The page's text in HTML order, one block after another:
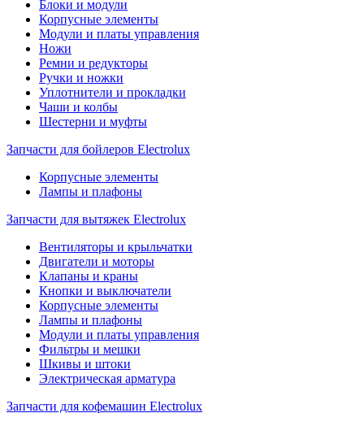
Блоки и модули
Корпусные элементы
Модули и платы управления
Ножи
Ремни и редукторы
Ручки и ножки
Уплотнители и прокладки
Чаши и колбы
Шестерни и муфты
Запчасти для бойлеров Electrolux
Корпусные элементы
Лампы и плафоны
Запчасти для вытяжек Electrolux
Вентиляторы и крыльчатки
Двигатели и моторы
Клапаны и краны
Кнопки и выключатели
Корпусные элементы
Лампы и плафоны
Модули и платы управления
Фильтры и мешки
Шкивы и штоки
Электрическая арматура
Запчасти для кофемашин Electrolux